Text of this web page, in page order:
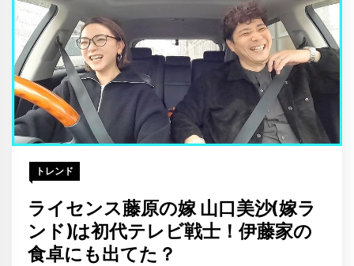
トレンド
ライセンス藤原の嫁 山口美沙(嫁ラ
ンド)は初代テレビ戦士！伊藤家の
食卓にも出てた？